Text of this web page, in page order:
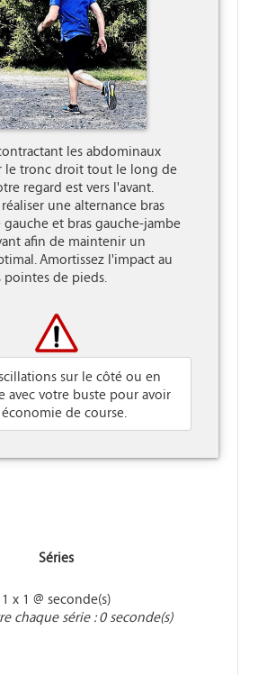
les abdominaux
le tronc droit tout le long de
regard est vers l'avant.
une alternance bras
et bras gauche-jambe
afin de maintenir un
Amortissez l'impact au
pointes de pieds.
sur le côté ou en
avec votre buste pour avoir
de course.
Séries
1 x 1 @ seconde(s)
chaque série : 0 seconde(s)